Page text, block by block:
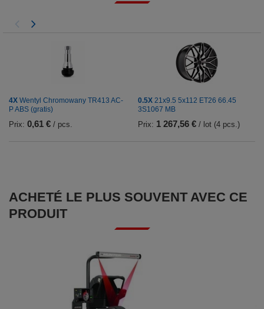
4X Wentyl Chromowany TR413 AC-
P ABS (gratis)
Prix: 0,61 € / pcs.
0.5X 21x9.5 5x112 ET26 66.45
3S1067 MB
Prix: 1 267,56 € / lot (4 pcs.)
ACHETÉ LE PLUS SOUVENT AVEC CE
PRODUIT